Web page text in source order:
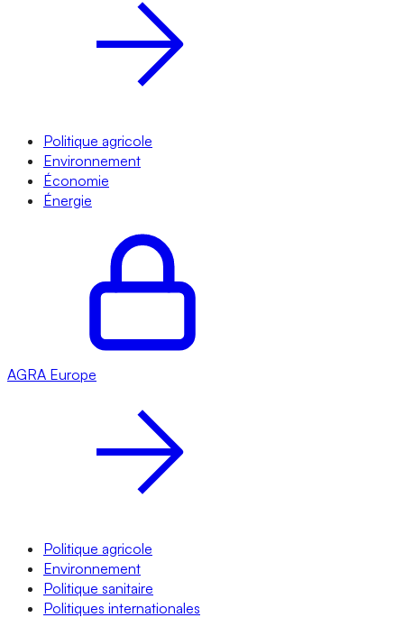
Politique agricole
Environnement
Économie
Énergie
AGRA Europe
Politique agricole
Environnement
Politique sanitaire
Politiques internationales